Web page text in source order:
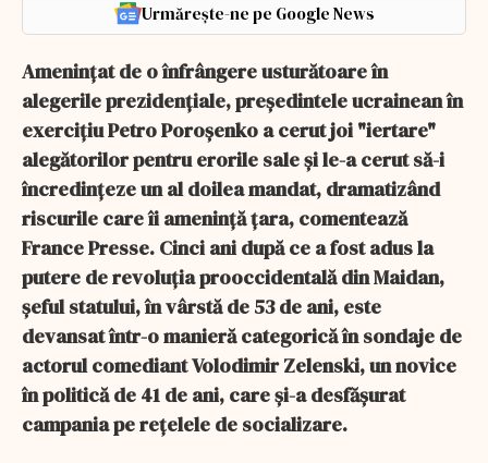
Urmărește-ne pe Google News
Ameninţat de o înfrângere usturătoare în
alegerile prezidenţiale, preşedintele ucrainean în
exerciţiu Petro Poroşenko a cerut joi "iertare"
alegătorilor pentru erorile sale şi le-a cerut să-i
încredinţeze un al doilea mandat, dramatizând
riscurile care îi ameninţă ţara, comentează
France Presse. Cinci ani după ce a fost adus la
putere de revoluţia prooccidentală din Maidan,
şeful statului, în vârstă de 53 de ani, este
devansat într-o manieră categorică în sondaje de
actorul comediant Volodimir Zelenski, un novice
în politică de 41 de ani, care şi-a desfăşurat
campania pe reţelele de socializare.